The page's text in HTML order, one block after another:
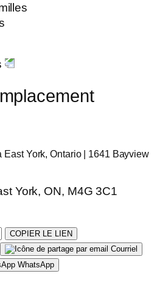
East York, Ontario | 1641 Bayview
York, ON, M4G 3C1
COPIER LE LIEN
Courriel
WhatsApp